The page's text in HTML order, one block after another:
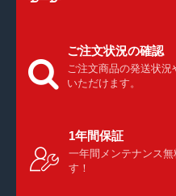
ご注文状況の確認
ご注文商品の発送状
いただけます。
1年間保証
一年間メンテナンス
す！